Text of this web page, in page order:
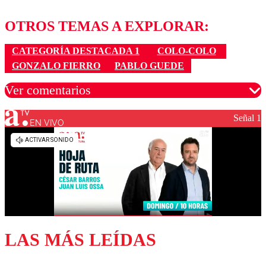
OTROS TEMAS A EXPLORAR:
CATEGORÍA DESTACADA 1
COLO-COLO
GONZALO FIERRO
PABLO GUEDE
Ver comentarios
Los comentarios son moderados para garantizar un
diálogo respetuoso.
EN VIVO Señal 1
LAS MÁS LEÍDAS